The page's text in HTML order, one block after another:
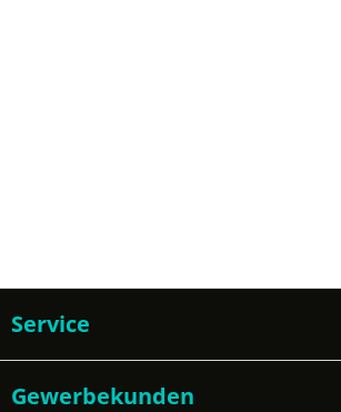
Service
Gewerbekunden